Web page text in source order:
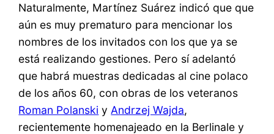
Naturalmente, Martínez Suárez indicó que que
aún es muy prematuro para mencionar los
nombres de los invitados con los que ya se
está realizando gestiones. Pero sí adelantó
que habrá muestras dedicadas al cine polaco
de los años 60, con obras de los veteranos
Roman Polanski y Andrzej Wajda,
recientemente homenajeado en la Berlinale y